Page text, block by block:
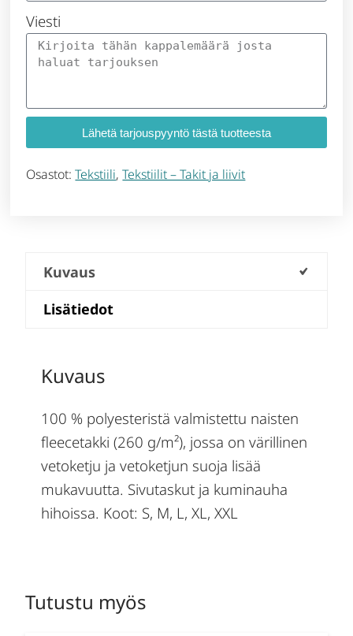
Viesti
Lähetä tarjouspyyntö tästä tuotteesta
Osastot:Tekstiili,Tekstiilit – Takit ja liivit
Kuvaus
Lisätiedot
Kuvaus
100 % polyesteristä valmistettu naisten
fleecetakki (260 g/m²), jossa on värillinen
vetoketju ja vetoketjun suoja lisää
mukavuutta. Sivutaskut ja kuminauha
hihoissa. Koot: S, M, L, XL, XXL
Tutustu myös